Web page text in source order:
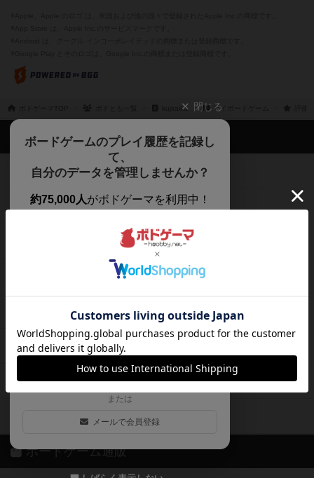
kujiraika マイボードゲーム
閉じる
ボードゲームのプレイ履歴を記録し
て、
自分のデータを管理しませんか？
約75,000人がボドゲーマを利用中！
遊んだボードゲームを記録する
気になるゲームのレビューを読む
お気に入り作品・所有リストの共
ログイン / 会員登録（10秒）
Google X
Apple Facebook
または
メールで会員登録
ボドゲーマTOP
ボードゲームを検索する
ボードゲームの新着レビュー
ボードゲーム会情報
掲示板・トピックス
ボドとも・会員一覧
ボードゲーム業界コラム
ボドゲーマご利用案内
ボードゲーム通販